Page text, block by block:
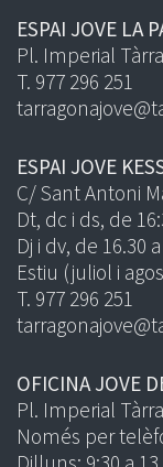
ESPAI JOVE LA
Pl. Imperial
T. 977 296 251
ESPAI JOVE
C/ Sant Antoni
Dt, dc i ds, de
Dj i dv, de 16.30
Estiu (juliol i
T. 977 296 251
OFICINA JOVE
Pl. Imperial
Només per